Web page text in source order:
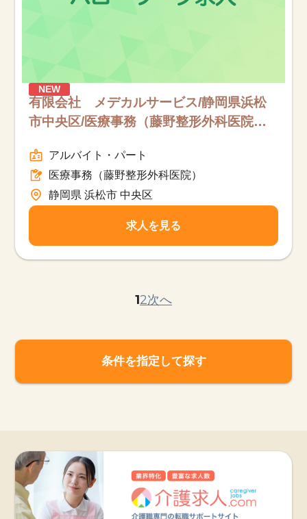
NEW
有限会社 メデカルサービス/静岡県浜松
市中央区/医療事務（藤野整形外科医院）/
アルバイト・パート
医療事務（藤野整形外科医院）
静岡県 浜松市 中央区
求人を見る
12次へ
条件を指定して探す